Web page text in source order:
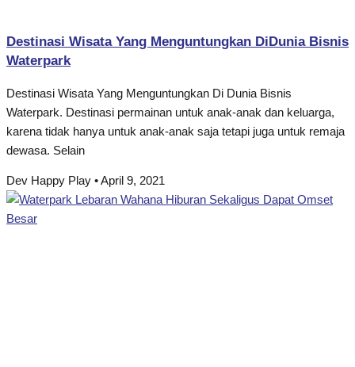
Destinasi Wisata Yang Menguntungkan DiDunia Bisnis
Waterpark
Destinasi Wisata Yang Menguntungkan Di Dunia Bisnis
Waterpark. Destinasi permainan untuk anak-anak dan keluarga,
karena tidak hanya untuk anak-anak saja tetapi juga untuk remaja
dewasa. Selain
Dev Happy Play April 9, 2021